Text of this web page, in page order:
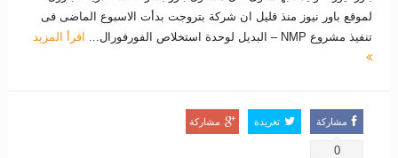
لموقع باور نيوز منذ قليل ان شركة بتروجت بدأت الاسبوع الماضى فى
تنفيذ مشروع NMP – البديل لوحدة استخلاص الفورفورال...
اقرأ المزيد
مشاركة
0
تغريدة مشاركة